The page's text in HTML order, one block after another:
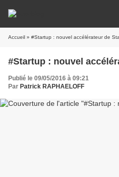
Accueil » #Startup : nouvel accélérateur de
#Startup : nouvel
Publié le 09/05/2016 à 09:21
Par Patrick RAPHAELOFF